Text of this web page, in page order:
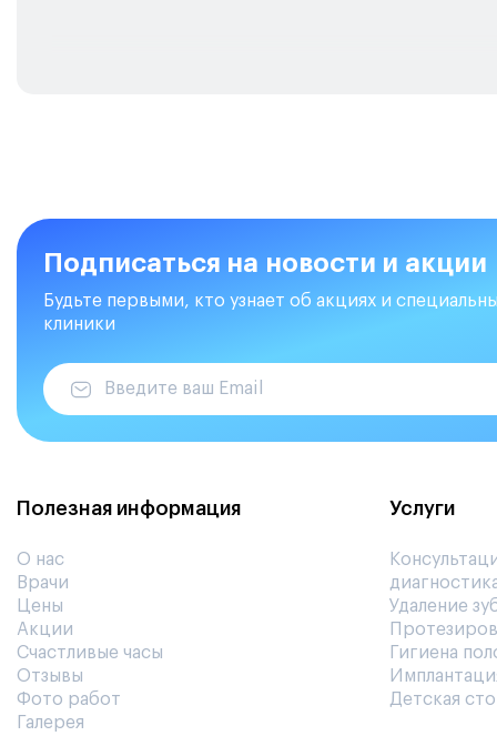
Подписаться на новости и акции
Будьте первыми, кто узнает об акциях и
клиники
Полезная информация
О нас
Врачи
Цены
Акции
Счастливые часы
Отзывы
Фото работ
Галерея
Услуги
Удаление
Гигиена
Детская